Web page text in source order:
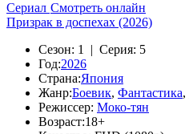
Сериал Смотреть онлайн
Призрак в доспехах (2026)
Сезон: 1 | Серия: 5
Год:2026
Страна:Япония
Жанр:Боевик, Фантастика,
Режиссер: Моко-тян
Возраст:18+